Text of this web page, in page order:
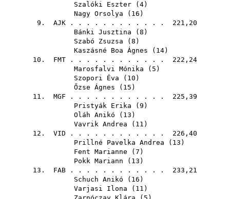
Szalóki Eszter ( 4)
Nagy Orsolya ( 16 )
9. AJK . . . . . . . . . . . . 221,20
Bánki Jusztina ( 8 )
Szabó Zsuzsa ( 8 )
Kaszásné Boa Ágnes ( 14)
10. FMT . . . . . . . . . . . . 222,24
Marosfalvi Mónika ( 5 )
Szopori Éva ( 10 )
Őzse Ágnes ( 15 )
11. MGF . . . . . . . . . . . . 225,39
Pristyák Erika ( 9 )
Oláh Anikó ( 13 )
Vavrik Andrea ( 11 )
12. VID . . . . . . . . . . . . 226,40
Prillné Pavelka Andrea ( 13 )
Fent Marianne ( 7 )
Pokk Mariann ( 13 )
13. FAB . . . . . . . . . . . . 233,21
Schuch Anikó ( 16 )
Varjasi Ilona ( 11 )